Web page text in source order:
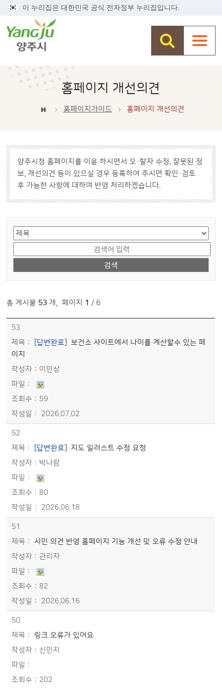
이 누리집은 대한민국 공식 전자정부 누리집입니다.
홈페이지 개선의견
홈페이지가이드 홈페이지 개선의견
양주시청 홈페이지를 이용 하시면서 오·탈자 수정, 잘못된 정
보, 개선의견 등이 있으실 경우 등록하여 주시면 확인·검토
후 가능한 사항에 대하여 반영 처리하겠습니다.
총 게시물 53 개 , 페이지 1 / 6
[대표] - 홈페이지가이드 > 홈페이지 개선의견 목록 - 번호, 제목, 작성자, 파일, 조회수, 작성일정보 제공
53
[답변완료]
보건소 사이트에서 나이를 계산할수 있는 페
이지
이민상
59
2026.07.02
52
[답변완료]
지도 일러스트 수정 요청
박나람
80
2026.06.18
51
시민 의견 반영 홈페이지 기능 개선 및 오류 수정 안내
관리자
82
2026.06.16
50
링크 오류가 있어요
신민지
202